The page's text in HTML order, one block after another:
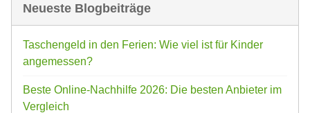
Neueste Blogbeiträge
Taschengeld in den Ferien: Wie viel ist für Kinder
angemessen?
Beste Online-Nachhilfe 2026: Die besten Anbieter im
Vergleich